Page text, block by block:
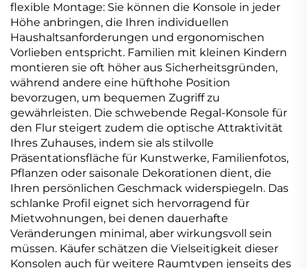
flexible Montage: Sie können die Konsole in jeder
Höhe anbringen, die Ihren individuellen
Haushaltsanforderungen und ergonomischen
Vorlieben entspricht. Familien mit kleinen Kindern
montieren sie oft höher aus Sicherheitsgründen,
während andere eine hüfthohe Position
bevorzugen, um bequemen Zugriff zu
gewährleisten. Die schwebende Regal-Konsole für
den Flur steigert zudem die optische Attraktivität
Ihres Zuhauses, indem sie als stilvolle
Präsentationsfläche für Kunstwerke, Familienfotos,
Pflanzen oder saisonale Dekorationen dient, die
Ihren persönlichen Geschmack widerspiegeln. Das
schlanke Profil eignet sich hervorragend für
Mietwohnungen, bei denen dauerhafte
Veränderungen minimal, aber wirkungsvoll sein
müssen. Käufer schätzen die Vielseitigkeit dieser
Konsolen auch für weitere Raumtypen jenseits des